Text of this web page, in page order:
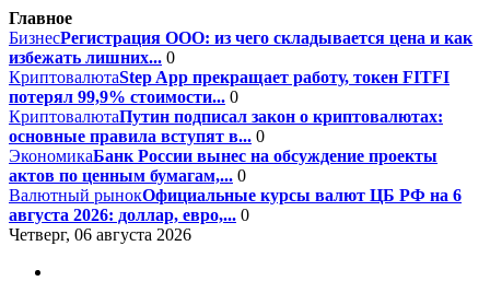
Главное
БизнесРегистрация ООО: из чего складывается цена и как
избежать лишних... 0
КриптовалютаStep App прекращает работу, токен FITFI
потерял 99,9% стоимости... 0
КриптовалютаПутин подписал закон о криптовалютах:
основные правила вступят в... 0
ЭкономикаБанк России вынес на обсуждение проекты
актов по ценным бумагам,... 0
Валютный рынокОфициальные курсы валют ЦБ РФ на 6
августа 2026: доллар, евро,... 0
Четверг, 06 августа 2026